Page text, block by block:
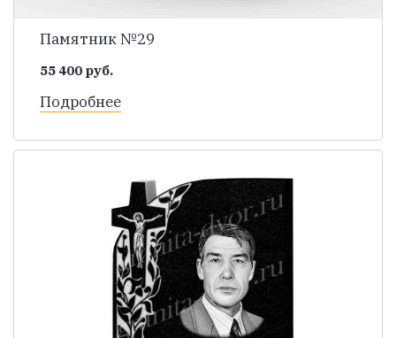
Памятник №29
55 400 руб.
Подробнее